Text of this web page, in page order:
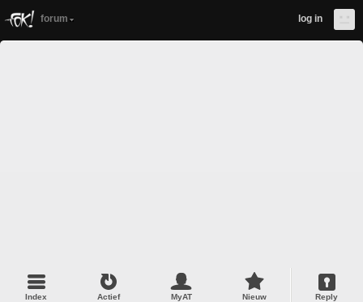
forum log in
Index Actief MyAT Nieuw Reply